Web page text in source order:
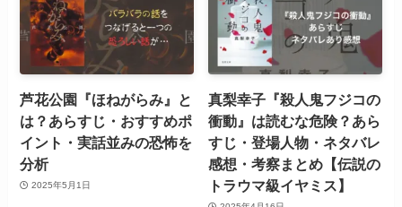
芦花公園『ほねがらみ』と
は？あらすじ・おすすめポ
イント・実話並みの恐怖を
分析
2025年5月1日
真梨幸子『殺人鬼フジコの
衝動』は読むな危険？あら
すじ・登場人物・ネタバレ
感想・考察まとめ【伝説の
トラウマ級イヤミス】